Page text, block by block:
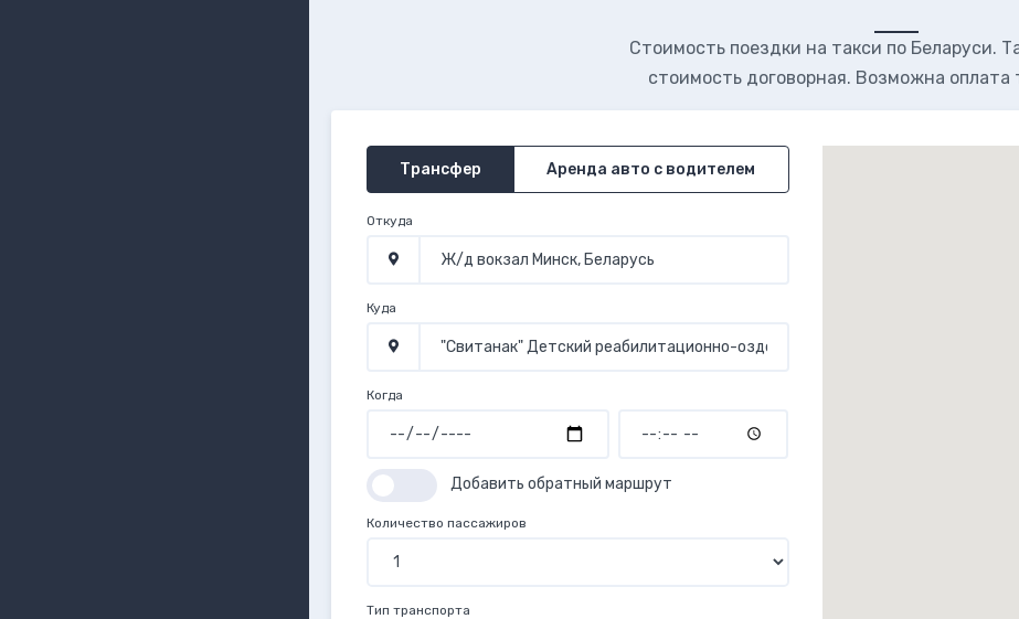
Стоимость поездки на такси по Беларуси.
стоимость договорная. Возможна оплата
Трансфер Аренда авто с водителем
Откуда
Куда
Когда
Добавить обратный маршрут
Количество пассажиров
Тип транспорта